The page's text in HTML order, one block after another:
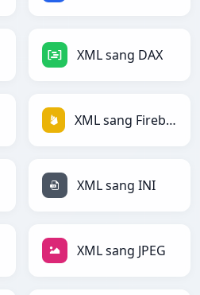
XML sang DAX
XML sang Firebase
XML sang INI
XML sang JPEG